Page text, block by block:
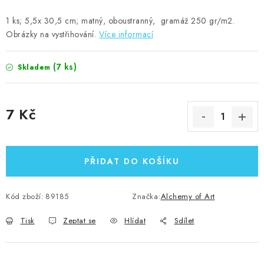
1 ks; 5,5x 30,5 cm; matný, oboustranný, gramáž 250 gr/m2.
Obrázky na vystřihování. Více informací
Skladem (7 ks)
7 Kč
PŘIDAT DO KOŠÍKU
Kód zboží: 89185 Značka:Alchemy of Art
Tisk Zeptat se Hlídat Sdílet